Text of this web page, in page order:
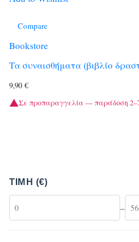
Compare
Bookstore
Τα συναισθήματα (βιβλίο
9,90 €
Σε προπαραγγελία — παράδοση
ΤΙΜΉ (€)
–